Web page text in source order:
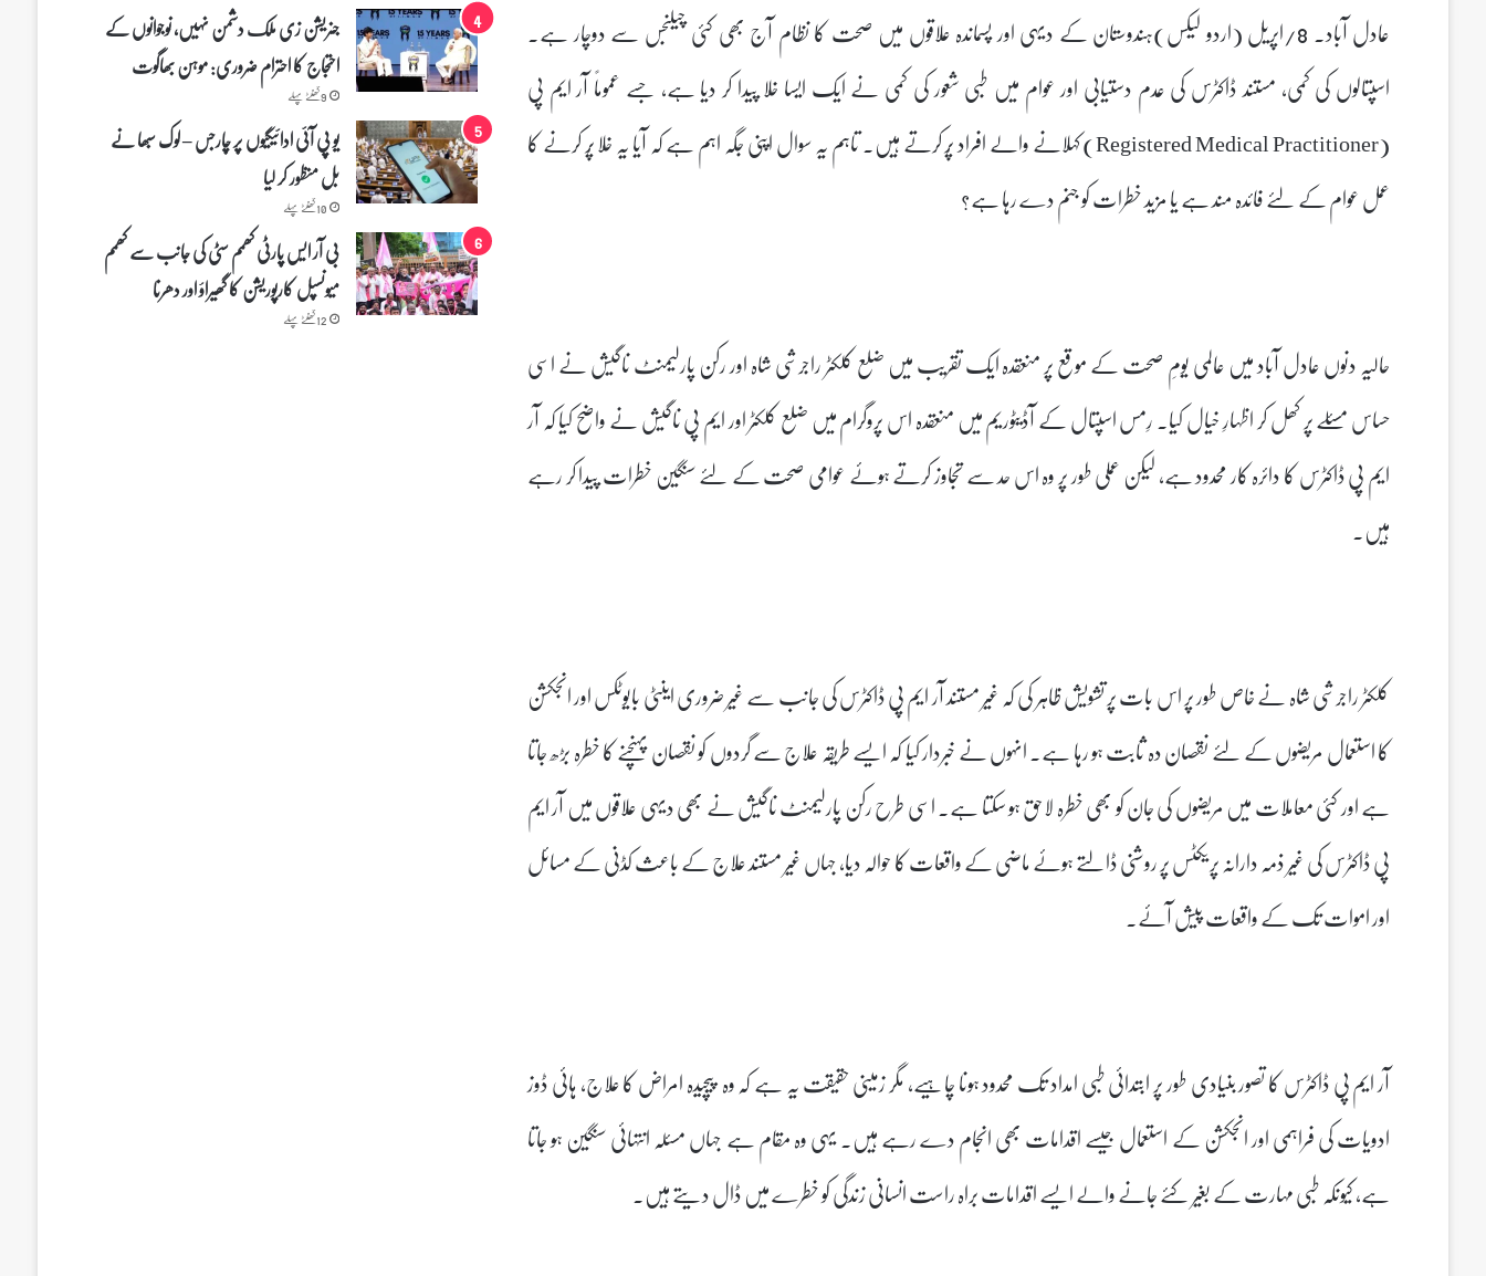
عادل آباد۔ 8/اپریل (اردو لیکس)ہندوستان کے دیہی اور پسماندہ علاقوں میں صحت کا نظام آج بھی کئی چیلنجس سے دوچار ہے۔
اسپتالوں کی کمی، مستند ڈاکٹرس کی عدم دستیابی اور عوام میں طبی شعور کی کمی نے ایک ایسا خلا پیدا کر دیا ہے، جسے عموماً آر ایم پی
(Registered Medical Practitioner) کہلانے والے افراد پُر کرتے ہیں۔ تاہم یہ سوال اپنی جگہ اہم ہے کہ آیا یہ خلا پُر کرنے کا
عمل عوام کے لئے فائدہ مند ہے یا مزید خطرات کو جنم دے رہا ہے؟
حالیہ دنوں عادل آباد میں عالمی یومِ صحت کے موقع پر منعقدہ ایک تقریب میں ضلع کلکٹر راجرشی شاہ اور رکن پارلیمنٹ ناگیش نے اسی
حساس مسئلے پر کھل کر اظہارِ خیال کیا۔ رِمس اسپتال کے آڈیٹوریم میں منعقدہ اس پروگرام میں ضلع کلکٹر اور ایم پی ناگیش نے واضح کیا کہ آر
ایم پی ڈاکٹرس کا دائرہ کار محدود ہے، لیکن عملی طور پر وہ اس حد سے تجاوز کرتے ہوئے عوامی صحت کے لئے سنگین خطرات پیدا کر رہے
ہیں۔
کلکٹر راجرشی شاہ نے خاص طور پر اس بات پر تشویش ظاہر کی کہ غیر مستند آر ایم پی ڈاکٹرس کی جانب سے غیر ضروری اینٹی بایوٹکس اور انجکشن
کا استعمال مریضوں کے لئے نقصان دہ ثابت ہو رہا ہے۔ انہوں نے خبردار کیا کہ ایسے طریقہ علاج سے گردوں کو نقصان پہنچنے کا خطرہ بڑھ جاتا
ہے اور کئی معاملات میں مریضوں کی جان کو بھی خطرہ لاحق ہو سکتا ہے۔ اسی طرح رکن پارلیمنٹ ناگیش نے بھی دیہی علاقوں میں آر ایم
پی ڈاکٹرس کی غیر ذمہ دارانہ پریکٹس پر روشنی ڈالتے ہوئے ماضی کے واقعات کا حوالہ دیا، جہاں غیر مستند علاج کے باعث کڈنی کے مسائل
اور اموات تک کے واقعات پیش آئے۔
آر ایم پی ڈاکٹرس کا تصور بنیادی طور پر ابتدائی طبی امداد تک محدود ہونا چاہیے، مگر زمینی حقیقت یہ ہے کہ وہ پیچیدہ امراض کا علاج، ہائی ڈوز
ادویات کی فراہمی اور انجکشن کے استعمال جیسے اقدامات بھی انجام دے رہے ہیں۔ یہی وہ مقام ہے جہاں مسئلہ انتہائی سنگین ہو جاتا
ہے، کیونکہ طبی مہارت کے بغیر کئے جانے والے ایسے اقدامات براہ راست انسانی زندگی کو خطرے میں ڈال دیتے ہیں۔
جنریشن زی ملک دشمن نہیں، نوجوانوں کے
احتجاج کا احترام ضروری: موہن بھاگوت
9 گھنٹے پہلے
یو پی آئی ادائیگیوں پر چارجس – لوک سبھا نے
بل منظور کر لیا
10 گھنٹے پہلے
بی آر ایس پارٹی کھمم سٹی کی جانب سے کھمم
میونسپل کارپوریشن کا گھیراؤ اور دھرنا
12 گھنٹے پہلے